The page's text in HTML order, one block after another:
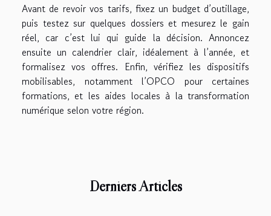
Avant de revoir vos tarifs, fixez un budget d’outillage,
puis testez sur quelques dossiers et mesurez le gain
réel, car c’est lui qui guide la décision. Annoncez
ensuite un calendrier clair, idéalement à l’année, et
formalisez vos offres. Enfin, vérifiez les dispositifs
mobilisables, notamment l’OPCO pour certaines
formations, et les aides locales à la transformation
numérique selon votre région.
Derniers Articles